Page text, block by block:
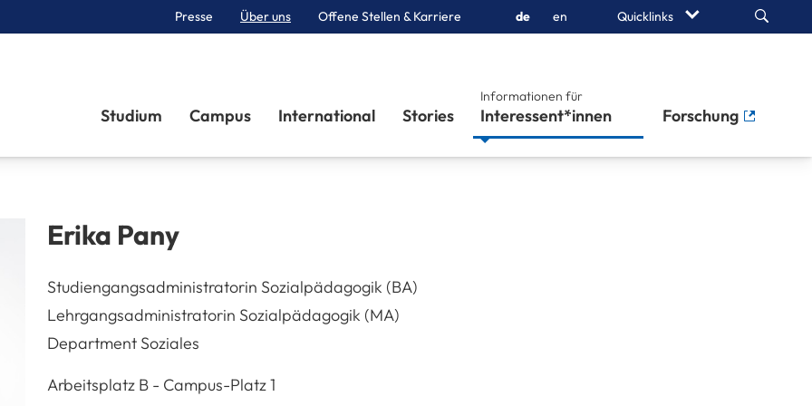
Presse Über uns Offene Stellen & Karriere de en Quicklinks Search
Studium Campus International Stories
Informationen für
Interessent*innen Forschung
Erika Pany
Studiengangsadministratorin Sozialpädagogik (BA)
Lehrgangsadministratorin Sozialpädagogik (MA)
Department Soziales
Arbeitsplatz B - Campus-Platz 1A-3100
St. Pölten